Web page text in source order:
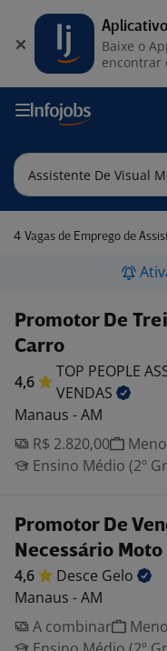
4 Vagas de Emprego de Assistente
Promotor De
Carro
4,6
TOP PEOPLE
VENDAS
Manaus - AM
R$ 2.820,00
Ensino Médio (2º
Promotor De
Necessário
4,6 Desce Gelo
Manaus - AM
A combinar
Baixe o
encontrar